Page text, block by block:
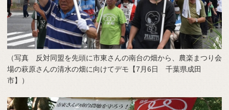
（写真 反対同盟を先頭に市東さんの南台の畑から、農楽まつり会
場の萩原さんの清水の畑に向けてデモ【7月6日 千葉県成田
市】）